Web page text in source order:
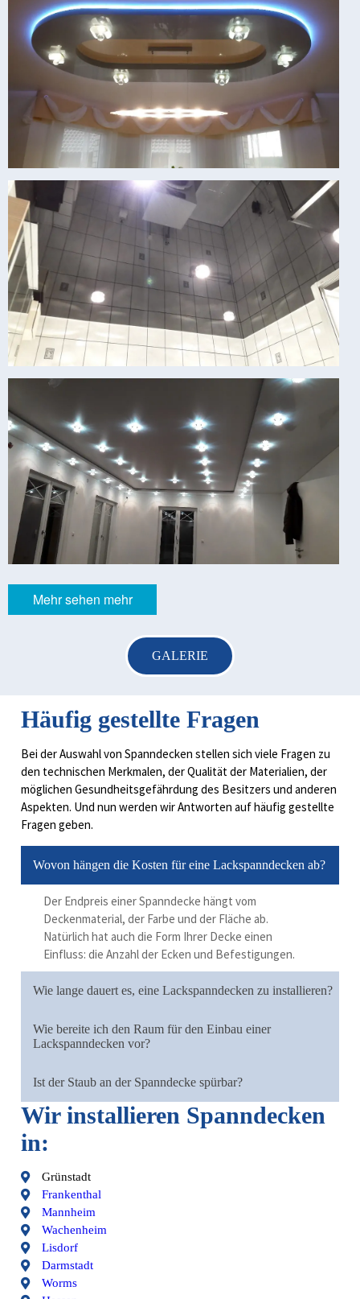
Mehr sehen mehr
GALERIE
Häufig gestellte Fragen
Bei der Auswahl von Spanndecken stellen sich viele Fragen zu
den technischen Merkmalen, der Qualität der Materialien, der
möglichen Gesundheitsgefährdung des Besitzers und anderen
Aspekten. Und nun werden wir Antworten auf häufig gestellte
Fragen geben.
Wovon hängen die Kosten für eine Lackspanndecken ab?
Der Endpreis einer Spanndecke hängt vom
Deckenmaterial, der Farbe und der Fläche ab.
Natürlich hat auch die Form Ihrer Decke einen
Einfluss: die Anzahl der Ecken und Befestigungen.
Wie lange dauert es, eine Lackspanndecken zu installieren?
Wie bereite ich den Raum für den Einbau einer
Lackspanndecken vor?
Ist der Staub an der Spanndecke spürbar?
Wir installieren Spanndecken
in:
Grünstadt
Frankenthal
Mannheim
Wachenheim
Lisdorf
Darmstadt
Worms